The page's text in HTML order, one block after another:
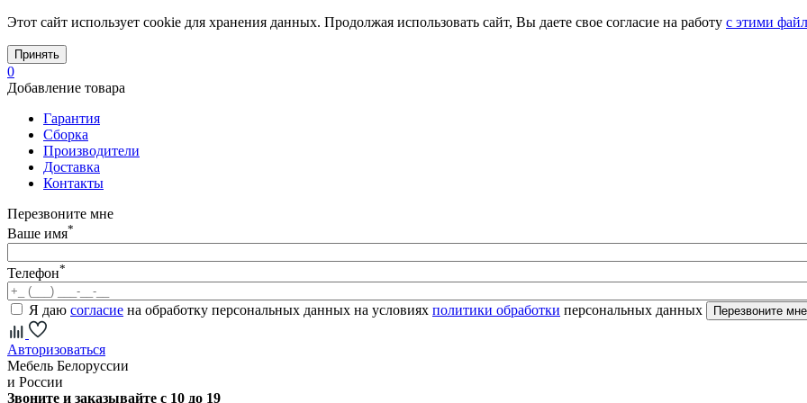
Этот сайт использует cookie для хранения данных. Продолжая использовать сайт, Вы даете свое согласие на работу с этими
Принять
0
Добавление товара
Гарантия
Сборка
Производители
Доставка
Контакты
Перезвоните мне
Ваше имя*
Телефон*
Я даю согласие на обработку персональных данных на условиях политики обработки персональных данных
Авторизоваться
Мебель Белоруссии
и России
Звоните и заказывайте с 10 до 19